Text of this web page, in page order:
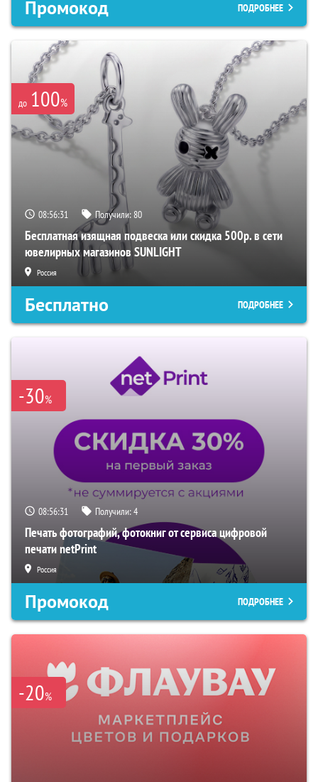
Промокод ПОДРОБНЕЕ
до 100%
08:56:30 Получили:80
Бесплатная изящная подвеска или скидка 500р. в сети
ювелирных магазинов SUNLIGHT
Россия
Бесплатно ПОДРОБНЕЕ
-30%
08:56:30 Получили:4
Печать фотографий, фотокниг от сервиса цифровой
печати netPrint
Россия
Промокод ПОДРОБНЕЕ
-20%